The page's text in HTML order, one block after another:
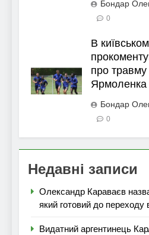
Бондар
0
В
про травму
Ярмоленка
Бондар
0
Недавні записи
Олександр Караваєв
який готовий до переходу
Видатний аргентинець